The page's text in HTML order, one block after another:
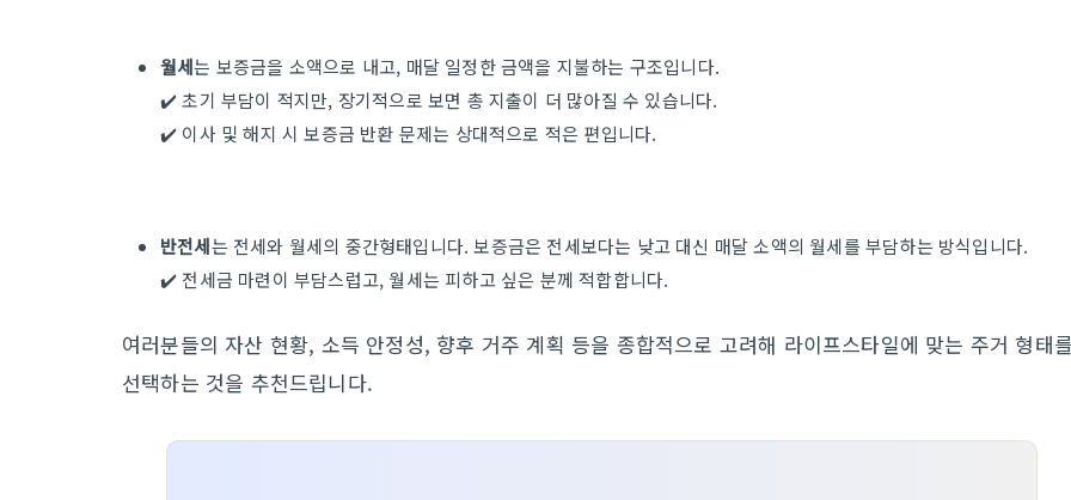
월세는 보증금을 소액으로 내고, 매달 일정한 금액을 지불하는 구조입니다.
✔️ 초기 부담이 적지만, 장기적으로 보면 총 지출이 더 많아질 수 있습니다.
✔️ 이사 및 해지 시 보증금 반환 문제는 상대적으로 적은 편입니다.
반전세는 전세와 월세의 중간형태입니다. 보증금은 전세보다는 낮고 대신 매달 소액의 월세를 부담하는 방식입니다.
✔️ 전세금 마련이 부담스럽고, 월세는 피하고 싶은 분께 적합합니다.
여러분들의 자산 현황, 소득 안정성, 향후 거주 계획 등을 종합적으로 고려해 라이프스타일에 맞는 주거 형태
선택하는 것을 추천드립니다.